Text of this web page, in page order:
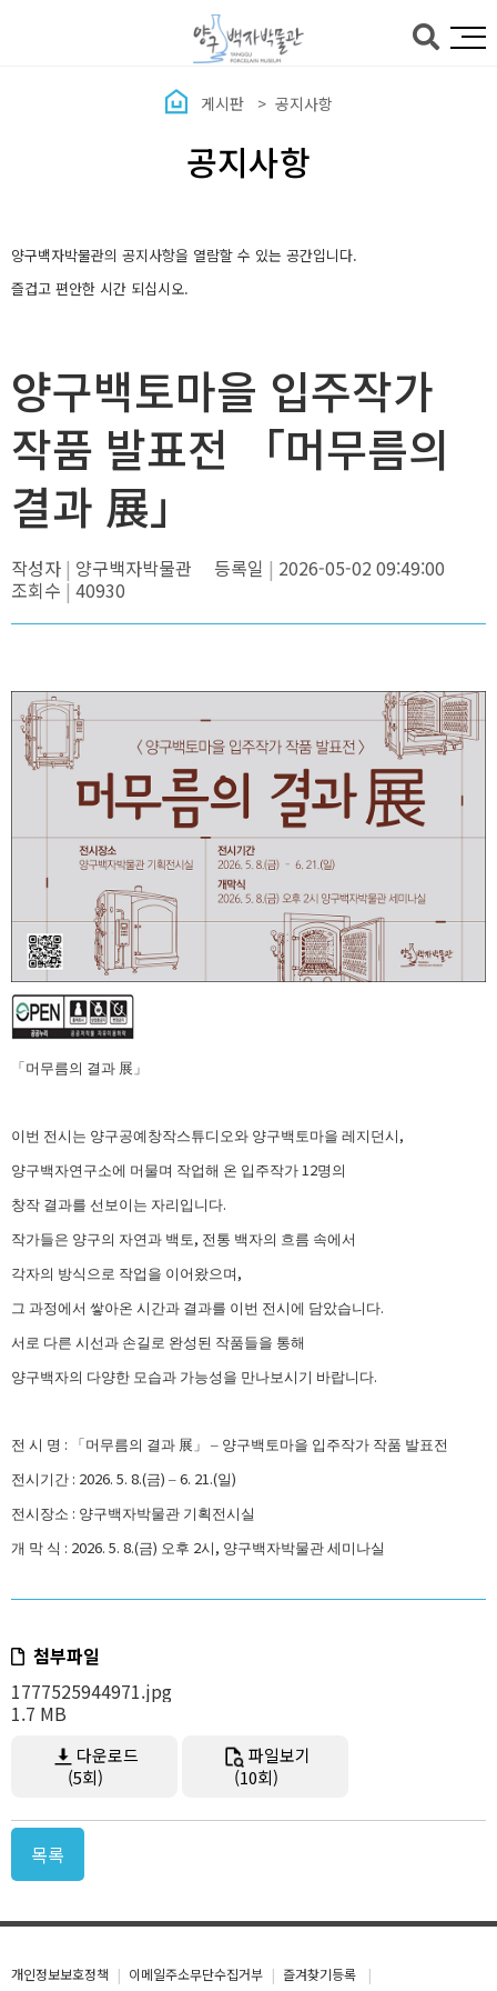
게시판 공지사항
공지사항
양구백자박물관의 공지사항을 열람할 수 있는 공간입니다.
즐겁고 편안한 시간 되십시오.
양구백토마을 입주작가
작품 발표전 「머무름의
결과 展」
작성자 양구백자박물관 등록일
2026-05-02 09:49:00
조회수 40930
「 머무름의 결과 展 」
이번 전시는 양구공예창작스튜디오와 양구백토마을 레지던시 ,
양구백자연구소에 머물며 작업해 온 입주작가 12명의
창작 결과를 선보이는 자리입니다.
작가들은 양구의 자연과 백토 , 전통 백자의 흐름 속에서
각자의 방식으로 작업을 이어왔으며 ,
그 과정에서 쌓아온 시간과 결과를 이번 전시에 담았습니다.
서로 다른 시선과 손길로 완성된 작품들을 통해
양구백자의 다양한 모습과 가능성을 만나보시기 바랍니다.
전 시 명 : 「 머무름의 결과 展 」 – 양구백토마을 입주작가 작품 발표전
전시기간 : 2026. 5. 8.(금) – 6. 21.(일)
전시장소 : 양구백자박물관 기획전시실
개 막 식 : 2026. 5. 8.(금) 오후 2시 , 양구백자박물관 세미나실
첨부파일
1777525944971.jpg
1.7 MB
다운로드
(5회)
파일보기
(10회)
목록
개인정보보호정책 이메일주소무단수집거부 즐겨찾기등록